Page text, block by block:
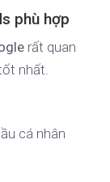
phù hợp
rất quan
nhất.
cá nhân